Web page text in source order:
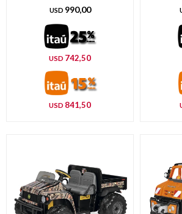
USD 990,00
USD 742,50
USD 841,50